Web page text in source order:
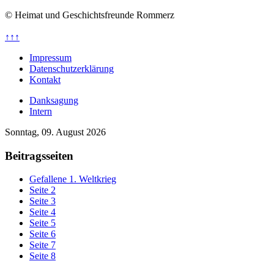
© Heimat und Geschichtsfreunde Rommerz
↑↑↑
Impressum
Datenschutzerklärung
Kontakt
Danksagung
Intern
Sonntag, 09. August 2026
Beitragsseiten
Gefallene 1. Weltkrieg
Seite 2
Seite 3
Seite 4
Seite 5
Seite 6
Seite 7
Seite 8